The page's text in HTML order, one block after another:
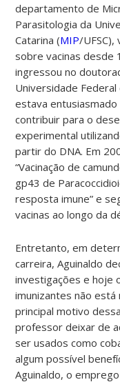
departamento de
Parasitologiada
Catarina (MIP/
sobre vacinas desde
ingressou no
Universidade Federal
estava
contribuirpara o
experimental
partir do DNA. Em
“Vacinação de
gp43 de
resposta imune” e
vacinas ao longo da
Entretanto, em
carreira, Aguinaldo
investigações e hoje
imunizantes não
principal motivo
professor deixar de
ser usados como
algum possível
Aguinaldo, o